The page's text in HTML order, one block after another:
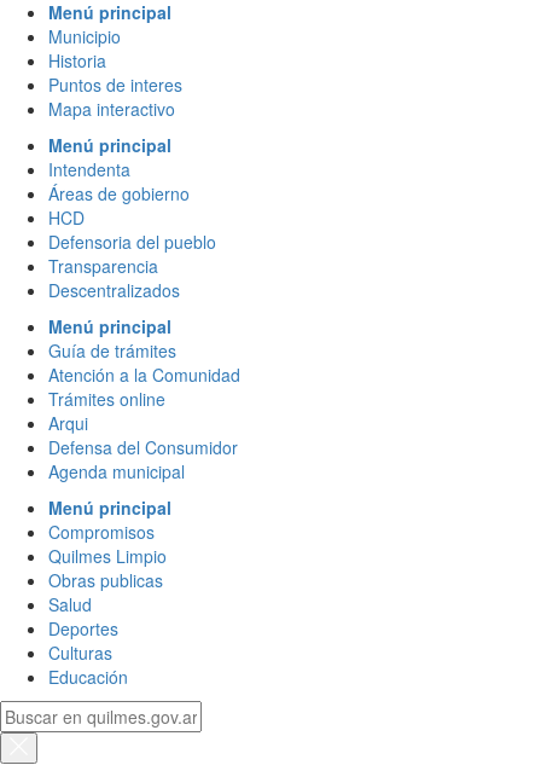
Menú principal
Municipio
Historia
Puntos de interes
Mapa interactivo
Menú principal
Intendenta
Áreas de gobierno
HCD
Defensoria del pueblo
Transparencia
Descentralizados
Menú principal
Guía de trámites
Atención a la Comunidad
Trámites online
Arqui
Defensa del Consumidor
Agenda municipal
Menú principal
Compromisos
Quilmes Limpio
Obras publicas
Salud
Deportes
Culturas
Educación